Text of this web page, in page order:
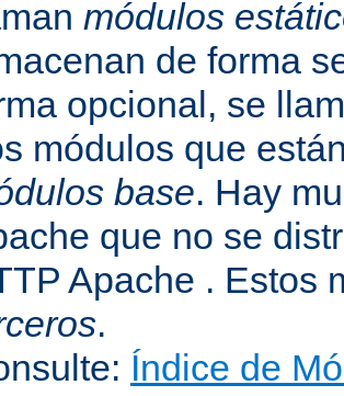
módulos
de forma
opcional, se
módulos que
base. Hay
que no se
Apache . Estos
.
Índice de